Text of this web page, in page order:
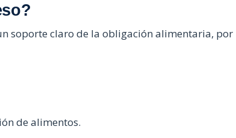
soporte claro de la obligación alimentaria, por
de alimentos.